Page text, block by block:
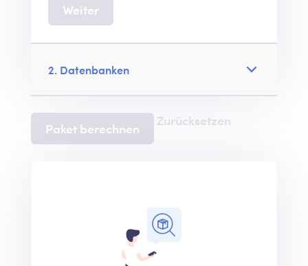
Weiter
2. Datenbanken
Paket berechnen Zurücksetzen